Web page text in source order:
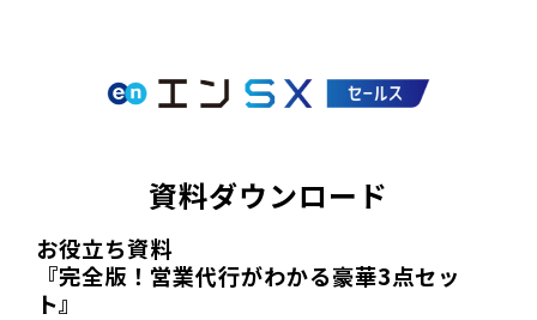
資料ダウンロード
お役立ち資料
『完全版！営業代行がわかる豪華3点セッ
ト』